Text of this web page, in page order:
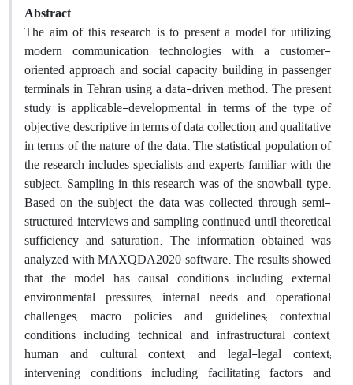
Abstract
The aim of this research is to present a model for utilizing
modern communication technologies with a customer-
oriented approach and social capacity building in passenger
terminals in Tehran using a data-driven method. The present
study is applicable-developmental in terms of the type of
objective, descriptive in terms of data collection, and qualitative
in terms of the nature of the data. The statistical population of
the research includes specialists and experts familiar with the
subject. Sampling in this research was of the snowball type.
Based on the subject, the data was collected through semi-
structured interviews and sampling continued until theoretical
sufficiency and saturation. The information obtained was
analyzed with MAXQDA2020 software. The results showed
that the model has causal conditions including external
environmental pressures, internal needs and operational
challenges, macro policies and guidelines; contextual
conditions including technical and infrastructural context,
human and cultural context, and legal-legal context;
intervening conditions including facilitating factors and